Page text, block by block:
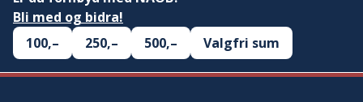
Bli med og bidra!
100,–
250,– 500,– Valgfri sum